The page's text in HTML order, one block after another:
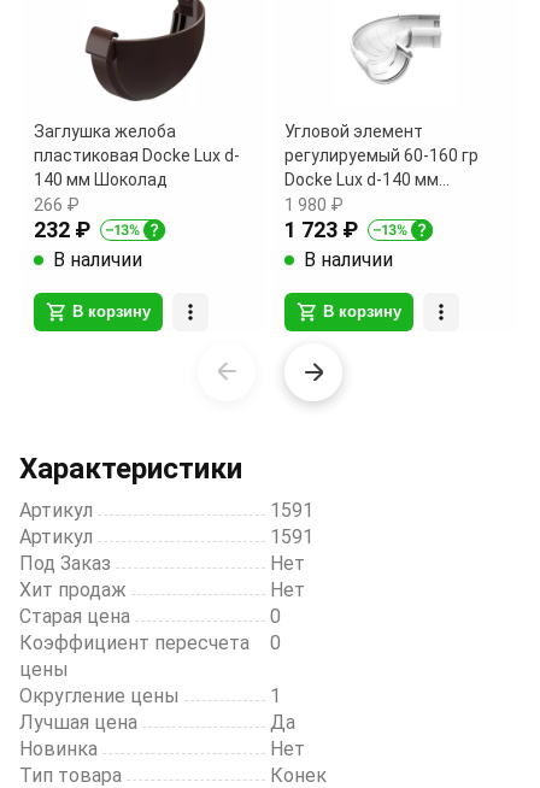
Заглушка желоба
пластиковая Docke Lux d-
140 мм Шоколад
266 ₽
232 ₽
В наличии
В корзину
Угловой элемент
регулируемый 60-160 гр
Docke Lux d-140 мм
Пломбир
1 980 ₽
1 723 ₽
В наличии
В корзину
20
Характеристики
Артикул
1591
Артикул
1591
Под Заказ
Нет
Хит продаж
Нет
Старая цена
0
Коэффициент пересчета
цены
0
Округление цены
1
Лучшая цена
Да
Новинка
Нет
Тип товара
Конек